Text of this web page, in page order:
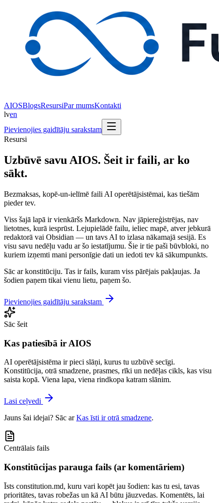
AIOSBlogsResursiPar mumsKontakti
lven
Pievienojies gaidītāju sarakstam
Resursi
Uzbūvē savu AIOS. Šeit ir faili, ar ko
sākt.
Bezmaksas, kopē-un-ielīmē faili AI operētājsistēmai, kas tiešām
pieder tev.
Viss šajā lapā ir vienkāršs Markdown. Nav jāpiereģistrējas, nav
lietotnes, kurā iesprūst. Lejupielādē failu, ieliec mapē, atver jebkurā
redaktorā vai Obsidian — un tavs AI to izlasa nākamajā sesijā. Es
visu savu nedēļu vadu ar šo iestatījumu. Šie ir tie paši būvbloki, no
kuriem izņemti mani personīgie dati un iedoti tev kā sākumpunkts.
Sāc ar konstitūciju. Tas ir fails, kuram viss pārējais pakļaujas. Ja
šodien paņem tikai vienu lietu, paņem šo.
Pievienojies gaidītāju sarakstam
Sāc šeit
Kas patiesībā ir AIOS
AI operētājsistēma ir pieci slāņi, kurus tu uzbūvē secīgi.
Konstitūcija, otrā smadzene, prasmes, rīki un nedēļas cikls, kas visu
saista kopā. Viena lapa, viena rindkopa katram slānim.
Lasi ceļvedi
Jauns šai idejai? Sāc arKas īsti ir otrā smadzene.
Centrālais fails
Konstitūcijas parauga fails (ar komentāriem)
Īsts constitution.md, kuru vari kopēt jau šodien: kas tu esi, tavas
prioritātes, tavas robežas un kā AI būtu jāuzvedas. Komentēts, lai